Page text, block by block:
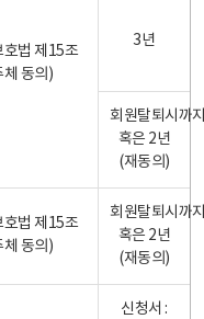
호법 제15조
체 동의)
3년
회원탈퇴시까
혹은 2년
(재동의)
호법 제15조
체 동의)
회원탈퇴시까
혹은 2년
(재동의)
신청서 :